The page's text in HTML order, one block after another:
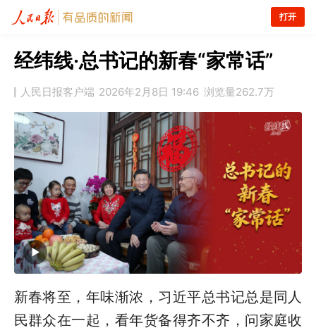
打开
经纬线·总书记的新春“家常话”
人民日报客户端 2026年2月8日 19:46 浏览量262.7万
新春将至，年味渐浓，习近平总书记总是同人
民群众在一起，看年货备得齐不齐，问家庭收